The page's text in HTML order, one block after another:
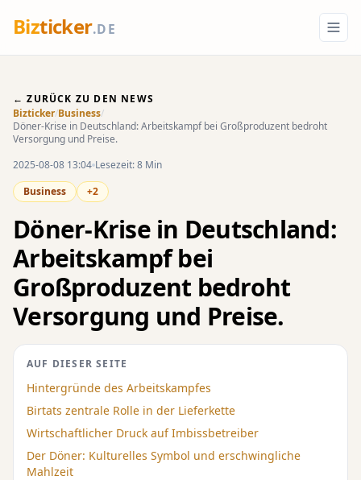
Bizticker.DE
← ZURÜCK ZU DEN NEWS
Bizticker/Business/
Döner-Krise in Deutschland: Arbeitskampf bei Großproduzent bedroht
Versorgung und Preise.
2025-08-08 13:04 Lesezeit: 8 Min
Business
+2
Döner-Krise in Deutschland:
Arbeitskampf bei
Großproduzent bedroht
Versorgung und Preise.
AUF DIESER SEITE
Hintergründe des Arbeitskampfes
Birtats zentrale Rolle in der Lieferkette
Wirtschaftlicher Druck auf Imbissbetreiber
Der Döner: Kulturelles Symbol und erschwingliche
Mahlzeit